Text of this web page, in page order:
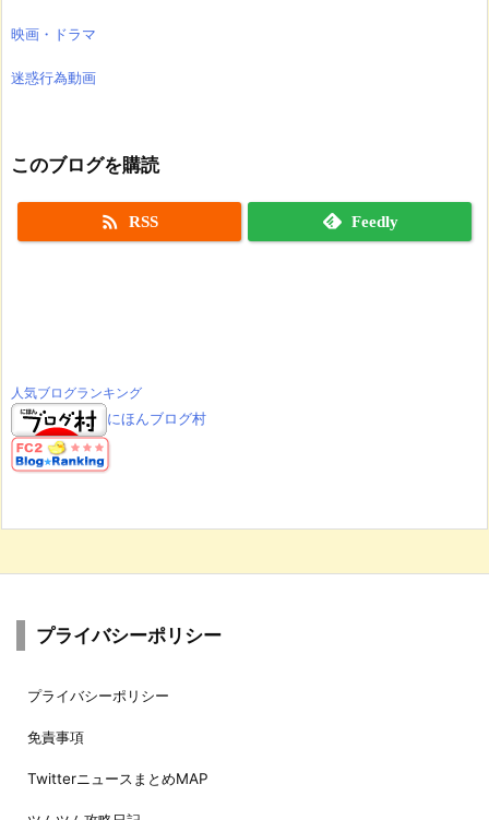
映画・ドラマ
迷惑行為動画
このブログを購読
 RSS Feedly
人気ブログランキング
にほんブログ村
プライバシーポリシー
プライバシーポリシー
免責事項
TwitterニュースまとめMAP